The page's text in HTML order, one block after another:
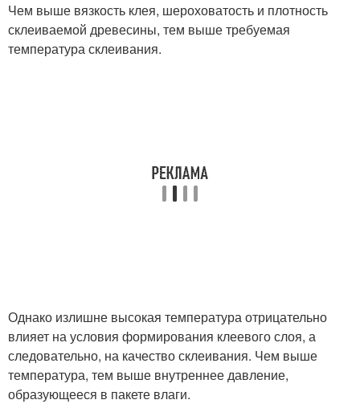
Чем выше вязкость клея, шероховатость и плотность
склеиваемой древесины, тем выше требуемая
температура склеивания.
Однако излишне высокая температура отрицательно
влияет на условия формирования клеевого слоя, а
следовательно, на качество склеивания. Чем выше
температура, тем выше внутреннее давление,
образующееся в пакете влаги.